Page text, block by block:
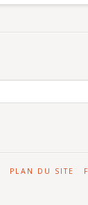
PLAN DU SITE